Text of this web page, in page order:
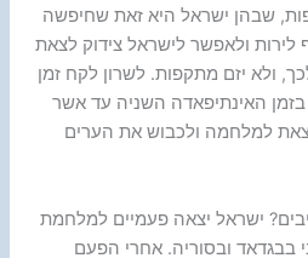
שבהן ישראל היא זאת שחיפשה
ולאפשר לישראל צידוק לצאת
ולא יזם מתקפות. לשרון לקח זמן
האינתיפאדה השניה עד אשר
למלחמה ולכבוש את הערים
ישראל יצאה פעמיים למלחמת
בבגדאד ובסוריה. אחרי הפעם